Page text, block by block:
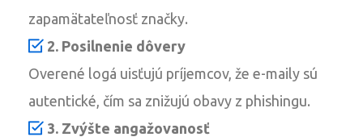
zapamätateľnosť značky.
2. Posilnenie dôvery
Overené logá uisťujú príjemcov, že e-maily sú
autentické, čím sa znižujú obavy z phishingu.
3. Zvýšte angažovanosť